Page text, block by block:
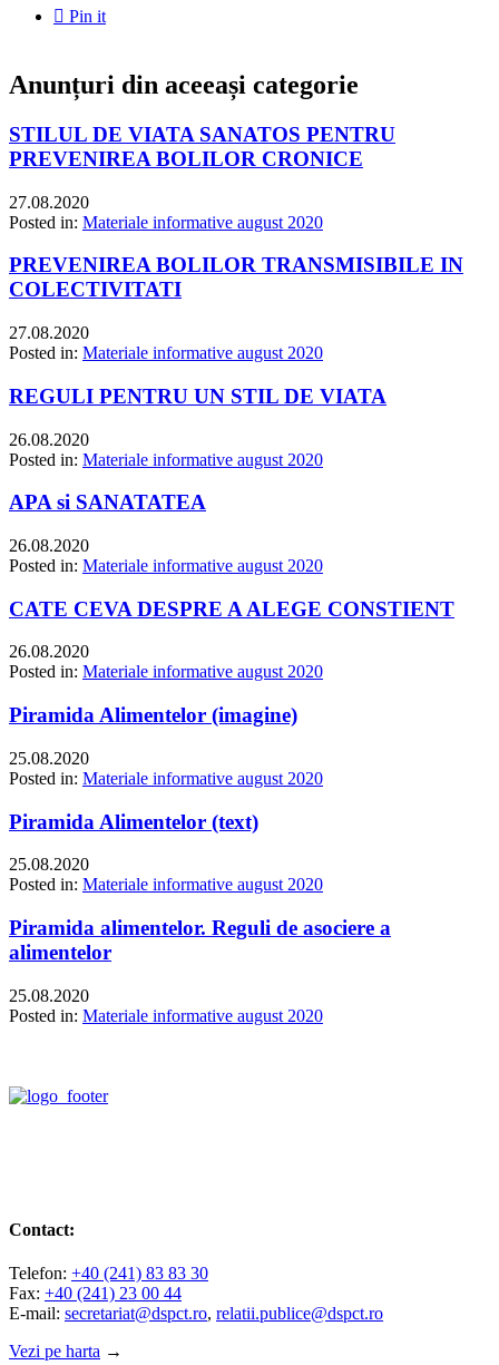
 Pin it
Anunțuri din aceeași categorie
STILUL DE VIATA SANATOS PENTRU
PREVENIREA BOLILOR CRONICE
27.08.2020
Posted in: Materiale informative august 2020
PREVENIREA BOLILOR TRANSMISIBILE IN
COLECTIVITATI
27.08.2020
Posted in: Materiale informative august 2020
REGULI PENTRU UN STIL DE VIATA
26.08.2020
Posted in: Materiale informative august 2020
APA si SANATATEA
26.08.2020
Posted in: Materiale informative august 2020
CATE CEVA DESPRE A ALEGE CONSTIENT
26.08.2020
Posted in: Materiale informative august 2020
Piramida Alimentelor (imagine)
25.08.2020
Posted in: Materiale informative august 2020
Piramida Alimentelor (text)
25.08.2020
Posted in: Materiale informative august 2020
Piramida alimentelor. Reguli de asociere a
alimentelor
25.08.2020
Posted in: Materiale informative august 2020
Contact:
Telefon: +40 (241) 83 83 30
Fax: +40 (241) 23 00 44
E-mail: secretariat@dspct.ro, relatii.publice@dspct.ro
Vezi pe harta →